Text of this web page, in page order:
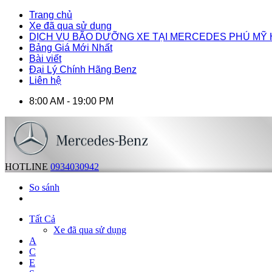
Trang chủ
Xe đã qua sử dụng
DỊCH VỤ BÃO DƯỠNG XE TẠI MERCEDES PHÚ MỸ
Bảng Giá Mới Nhất
Bài viết
Đại Lý Chính Hãng Benz
Liên hệ
8:00 AM - 19:00 PM
HOTLINE 0934030942
So sánh
Tất Cả
Xe đã qua sử dụng
A
C
E